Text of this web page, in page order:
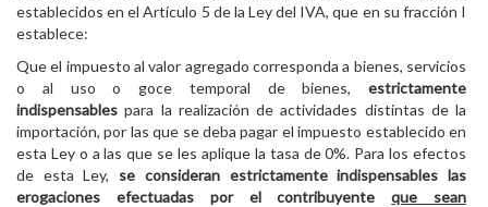
establecidos en el Artículo 5 de la Ley del IVA, que en su fracción I
establece:
Que el impuesto al valor agregado corresponda a bienes, servicios
o al uso o goce temporal de bienes, estrictamente
indispensables para la realización de actividades distintas de la
importación, por las que se deba pagar el impuesto establecido en
esta Ley o a las que se les aplique la tasa de 0%. Para los efectos
de esta Ley, se consideran estrictamente indispensables las
erogaciones efectuadas por el contribuyenteque sean